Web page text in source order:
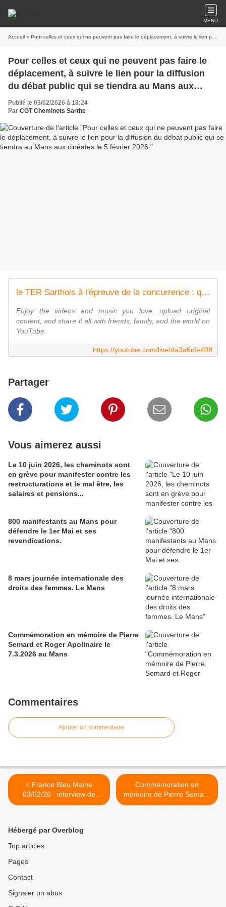
MENU
Accueil » Pour celles et ceux qui ne peuvent pas faire le déplacement, à suivre le lien pour la diffusion du débat public qui se tiendra au Mans aux cinéates le 5 février 2026.
Pour celles et ceux qui ne peuvent pas faire le
déplacement, à suivre le lien pour la diffusion
du débat public qui se tiendra au Mans aux
cinéates le 5 février 2026.
Publié le 03/02/2026 à 18:24
Par CGT Cheminots Sarthe
le TER Sarthois à l'épreuve de la concurrence : quelles réponses pour les usager.e.s
Enjoy the videos and music you love, upload original
content, and share it all with friends, family, and the world on
YouTube.
https://youtube.com/live/da3a6cfe408
Partager
Vous aimerez aussi
Le 10 juin 2026, les cheminots sont
en grève pour manifester contre les
restructurations et le mal être, les
salaires et pensions...
800 manifestants au Mans pour
défendre le 1er Mai et ses
revendications.
8 mars journée internationale des
droits des femmes. Le Mans
Commémoration en mémoire de Pierre
Semard et Roger Apolinaire le
7.3.2026 au Mans
Commentaires
Ajouter un commentaire
< France Bleu Maine
03/02/26 : interview de
Julien Palleja
Commémoration en
mémoire de Pierre Semard
et Roger Apolinaire le
Hébergé par Overblog
Top articles
Pages
Contact
Signaler un abus